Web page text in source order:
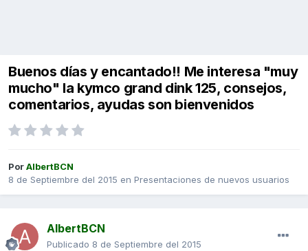
Buenos días y encantado!! Me interesa "muy
mucho" la kymco grand dink 125, consejos,
comentarios, ayudas son bienvenidos
PorAlbertBCN
8 de Septiembre del 2015 en Presentaciones de nuevos usuarios
AlbertBCN
Publicado 8 de Septiembre del 2015